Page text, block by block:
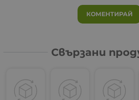
КОМЕНТИРАЙ
Свързани